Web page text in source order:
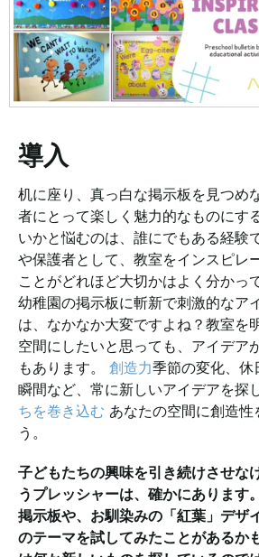
導入
机に座り、真っ白な掲示板を見つめ
者にとって楽しく魅力的なものにす
いかと悩むのは、誰にでもある経験
や保護者として、教室をインスピレ
ことがどれほど大切かはよく分かっ
幼稚園の掲示板に斬新で刺激的なア
は、なかなか大変ですよね？教室を
空間にしたいと思っても、アイデア
もあります。 創造力季節の変化、休
瞬間など、常に新しいアイデアを探
ちを巻き込む あなたの空間に創造性
う。
子どもたちの興味を引き続けさせな
うプレッシャーは、確かにあります
掲示板や、お馴染みの「紅葉」デザ
のテーマを試してみたことがあるか